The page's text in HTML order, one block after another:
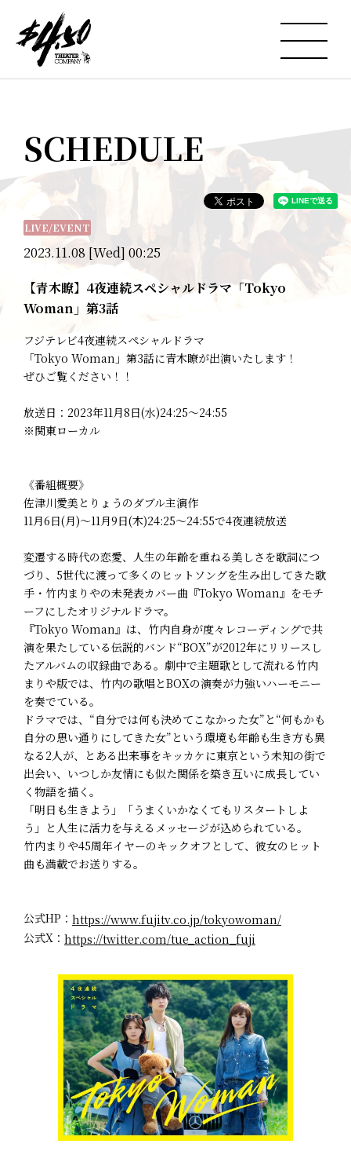
SCHEDULE
2023.11.08 [Wed] 00:25
LIVE/EVENT
【青木瞭】4夜連続スペシャルドラマ「Tokyo
Woman」第3話
フジテレビ4夜連続スペシャルドラマ
「Tokyo Woman」第3話に青木瞭が出演いたします！
ぜひご覧ください！！
放送日：2023年11月8日(水)24:25～24:55
※関東ローカル
《番組概要》
佐津川愛美とりょうのダブル主演作
11月6日(月)～11月9日(木)24:25～24:55で4夜連続放送
変遷する時代の恋愛、人生の年齢を重ねる美しさを歌詞につ
づり、5世代に渡って多くのヒットソングを生み出してきた歌
手・竹内まりやの未発表カバー曲『Tokyo Woman』をモチ
ーフにしたオリジナルドラマ。
『Tokyo Woman』は、竹内自身が度々レコーディングで共
演を果たしている伝説的バンド“BOX”が2012年にリリースし
たアルバムの収録曲である。劇中で主題歌として流れる竹内
まりや版では、竹内の歌唱とBOXの演奏が力強いハーモニー
を奏でている。
ドラマでは、“自分では何も決めてこなかった女”と“何もかも
自分の思い通りにしてきた女”という環境も年齢も生き方も異
なる2人が、とある出来事をキッカケに東京という未知の街で
出会い、いつしか友情にも似た関係を築き互いに成長してい
く物語を描く。
「明日も生きよう」「うまくいかなくてもリスタートしよ
う」と人生に活力を与えるメッセージが込められている。
竹内まりや45周年イヤーのキックオフとして、彼女のヒット
曲も満載でお送りする。
公式HP： https://www.fujitv.co.jp/tokyowoman/
公式X： https://twitter.com/tue_action_fuji